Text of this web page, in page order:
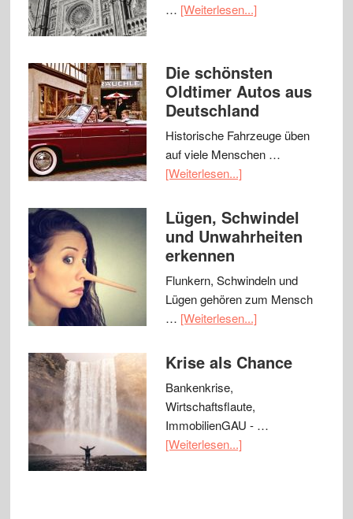
… [Weiterlesen...]
Die schönsten
Oldtimer Autos aus
Deutschland
Historische Fahrzeuge üben
auf viele Menschen …
[Weiterlesen...]
Lügen, Schwindel
und Unwahrheiten
erkennen
Flunkern, Schwindeln und
Lügen gehören zum Mensch
… [Weiterlesen...]
Krise als Chance
Bankenkrise,
Wirtschaftsflaute,
ImmobilienGAU - …
[Weiterlesen...]